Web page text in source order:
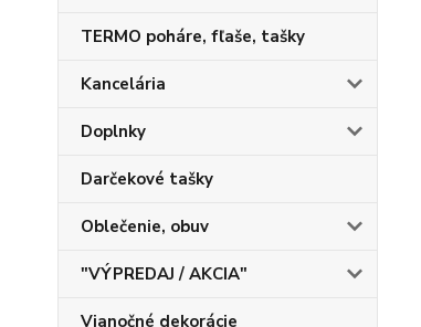
TERMO poháre, fľaše, tašky
Kancelária
Doplnky
Darčekové tašky
Oblečenie, obuv
"VÝPREDAJ / AKCIA"
Vianočné dekorácie